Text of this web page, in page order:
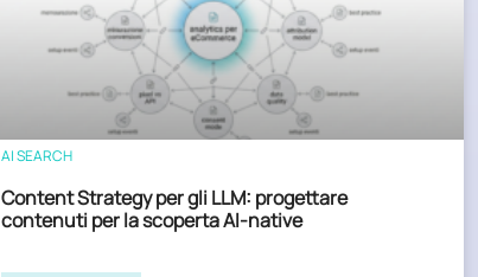
AI SEARCH
Content Strategy per gli LLM: progettare
contenuti per la scoperta AI-native